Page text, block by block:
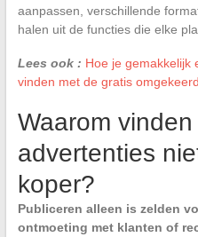
aanpassen, verschillende
halen uit de functies die elke
Lees ook : Hoe je gemakkelijk
vinden met de gratis
Waarom
advertenties
koper?
Publiceren alleen is zelden
ontmoeting met klanten of